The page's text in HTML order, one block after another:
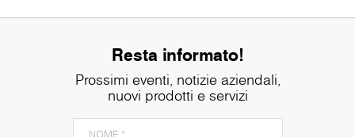
Resta informato!
Prossimi eventi, notizie aziendali,
nuovi prodotti e servizi